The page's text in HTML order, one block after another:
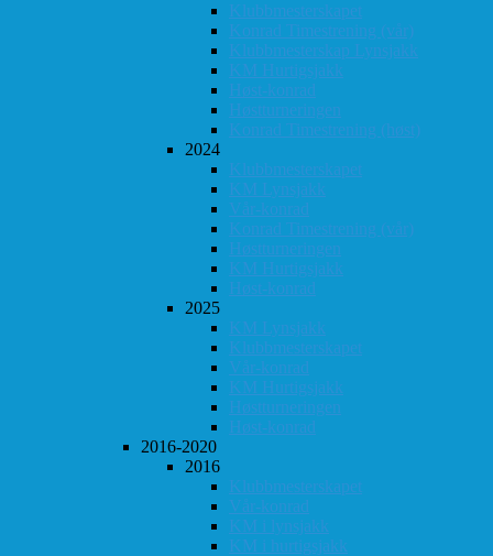
Klubbmesterskapet
Konrad Timestrening (vår)
Klubbmesterskap Lynsjakk
KM Hurtigsjakk
Høst-konrad
Høstturneringen
Konrad Timestrening (høst)
2024
Klubbmesterskapet
KM Lynsjakk
Vår-konrad
Konrad Timestrening (vår)
Høstturneringen
KM Hurtigsjakk
Høst-konrad
2025
KM Lynsjakk
Klubbmesterskapet
Vår-konrad
KM Hurtigsjakk
Høstturneringen
Høst-konrad
2016-2020
2016
Klubbmesterskapet
Vår-konrad
KM i lynsjakk
KM i hurtigsjakk